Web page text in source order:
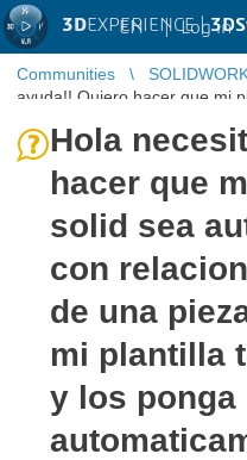
3DEXPERIENCE |
EN | Log in
Communities
ayuda!! Quiero hacer que mi
Hola
hacer que
solid sea
con
de una
mi plantilla
y los ponga